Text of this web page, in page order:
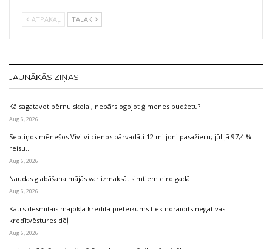
ATPAKAĻ TĀLĀK
JAUNĀKĀS ZIŅAS
Kā sagatavot bērnu skolai, nepārslogojot ģimenes budžetu?
Aug 6, 2026
Septiņos mēnešos Vivi vilcienos pārvadāti 12 miljoni pasažieru; jūlijā 97,4 %
reisu…
Aug 6, 2026
Naudas glabāšana mājās var izmaksāt simtiem eiro gadā
Aug 6, 2026
Katrs desmitais mājokļa kredīta pieteikums tiek noraidīts negatīvas
kredītvēstures dēļ
Aug 6, 2026